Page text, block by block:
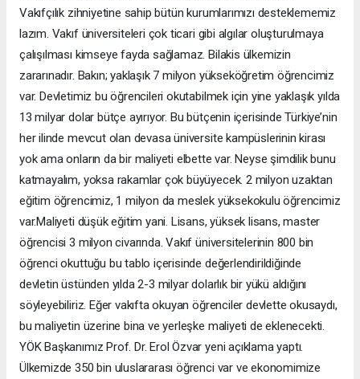
Vakıfçılık zihniyetine sahip bütün kurumlarımızı desteklememiz
lazım. Vakıf üniversiteleri çok ticari gibi algılar oluşturulmaya
çalışılması kimseye fayda sağlamaz. Bilakis ülkemizin
zararınadır. Bakın; yaklaşık 7 milyon yükseköğretim öğrencimiz
var. Devletimiz bu öğrencileri okutabilmek için yine yaklaşık yılda
13 milyar dolar bütçe ayırıyor. Bu bütçenin içerisinde Türkiye’nin
her ilinde mevcut olan devasa üniversite kampüslerinin kirası
yok ama onların da bir maliyeti elbette var. Neyse şimdilik bunu
katmayalım, yoksa rakamlar çok büyüyecek. 2 milyon uzaktan
eğitim öğrencimiz, 1 milyon da meslek yüksekokulu öğrencimiz
var.Maliyeti düşük eğitim yani. Lisans, yüksek lisans, master
öğrencisi 3 milyon civarında. Vakıf üniversitelerinin 800 bin
öğrenci okuttuğu bu tablo içerisinde değerlendirildiğinde
devletin üstünden yılda 2-3 milyar dolarlık bir yükü aldığını
söyleyebiliriz. Eğer vakıfta okuyan öğrenciler devlette okusaydı,
bu maliyetin üzerine bina ve yerleşke maliyeti de eklenecekti.
YÖK Başkanımız Prof. Dr. Erol Özvar yeni açıklama yaptı.
Ülkemizde 350 bin uluslararası öğrenci var ve ekonomimize